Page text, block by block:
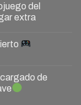
del
extra
de